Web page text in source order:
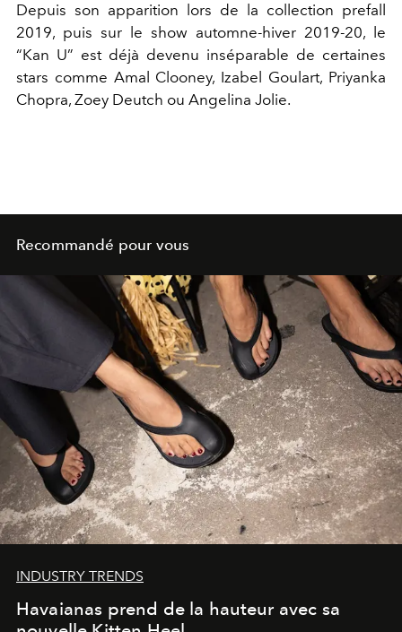
Depuis son apparition lors de la collection prefall
2019, puis sur le show automne-hiver 2019-20, le
“Kan U” est déjà devenu inséparable de certaines
stars comme Amal Clooney, Izabel Goulart, Priyanka
Chopra, Zoey Deutch ou Angelina Jolie.
Recommandé pour vous
INDUSTRY TRENDS
Havaianas prend de la hauteur avec sa